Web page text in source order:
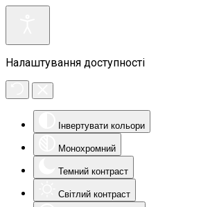
Налаштування доступності
Інвертувати кольори
Монохромний
Темний контраст
Світлий контраст